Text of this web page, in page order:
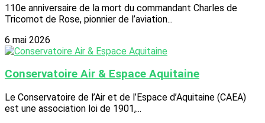
110e anniversaire de la mort du commandant Charles de
Tricornot de Rose, pionnier de l’aviation...
6 mai 2026
Conservatoire Air & Espace Aquitaine
Le Conservatoire de l’Air et de l’Espace d’Aquitaine (CAEA)
est une association loi de 1901,...